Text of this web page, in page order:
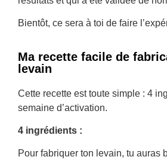
Bientôt, ce sera à toi de faire
Ma recette facile de
levain
Cette recette est toute simple : 4
semaine d’activation.
4 ingrédients :
Pour fabriquer ton levain, tu auras